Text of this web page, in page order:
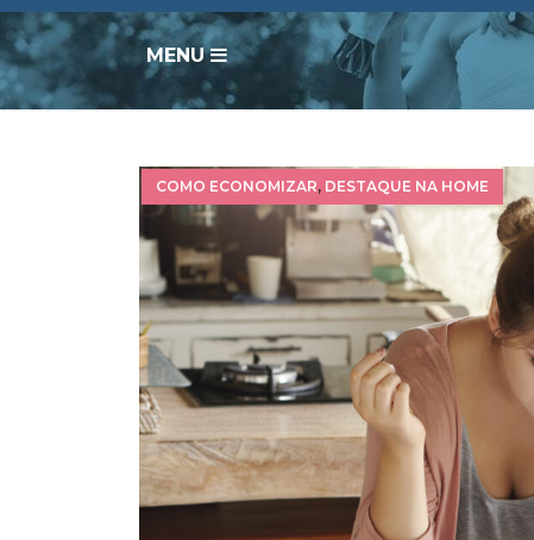
MENU
COMO ECONOMIZAR, DESTAQUE NA HOME